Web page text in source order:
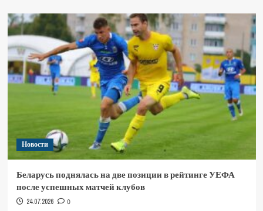
Новости
Беларусь поднялась на две позиции в рейтинге УЕФА
после успешных матчей клубов
24.07.2026 0